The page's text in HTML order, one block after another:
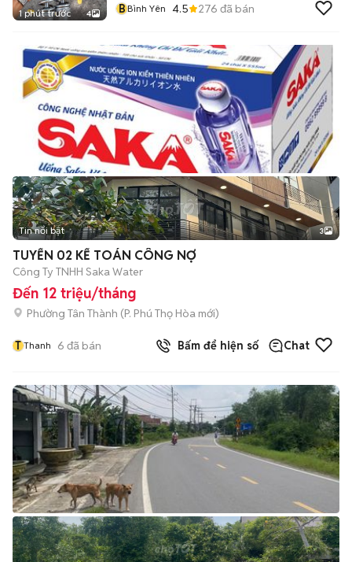
1 phút trước 4
BBình Yên 4.5 276 đã bán
Tin nổi bật 3
TUYỂN 02 KẾ TOÁN CÔNG NỢ
Công Ty TNHH Saka Water
Đến 12 triệu/tháng
Phường Tân Thành (P. Phú Thọ Hòa mới)
T Thanh 6 đã bán Bấm để hiện số Chat